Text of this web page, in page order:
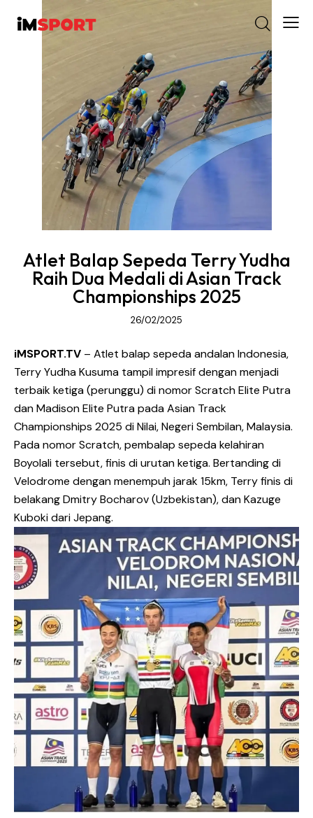
Atlet Balap Sepeda Terry Yudha
Raih Dua Medali di Asian Track
Championships 2025
26/02/2025
iMSPORT.TV – Atlet balap sepeda andalan Indonesia,
Terry Yudha Kusuma tampil impresif dengan menjadi
terbaik ketiga (perunggu) di nomor Scratch Elite Putra
dan Madison Elite Putra pada Asian Track
Championships 2025 di Nilai, Negeri Sembilan, Malaysia.
Pada nomor Scratch, pembalap sepeda kelahiran
Boyolali tersebut, finis di urutan ketiga. Bertanding di
Velodrome dengan menempuh jarak 15km, Terry finis di
belakang Dmitry Bocharov (Uzbekistan), dan Kazuge
Kuboki dari Jepang.